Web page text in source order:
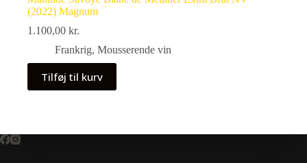
(2022) Magnum
1.100,00 kr.
Frankrig, Mousserende vin
Tilføj til kurv